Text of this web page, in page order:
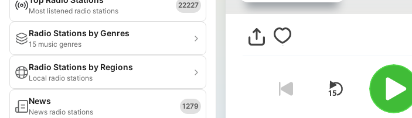
Most listened radio stations
22227
Radio Stations by Genres
15 music genres
Radio Stations by Regions
Local radio stations
News
News radio stations
1279